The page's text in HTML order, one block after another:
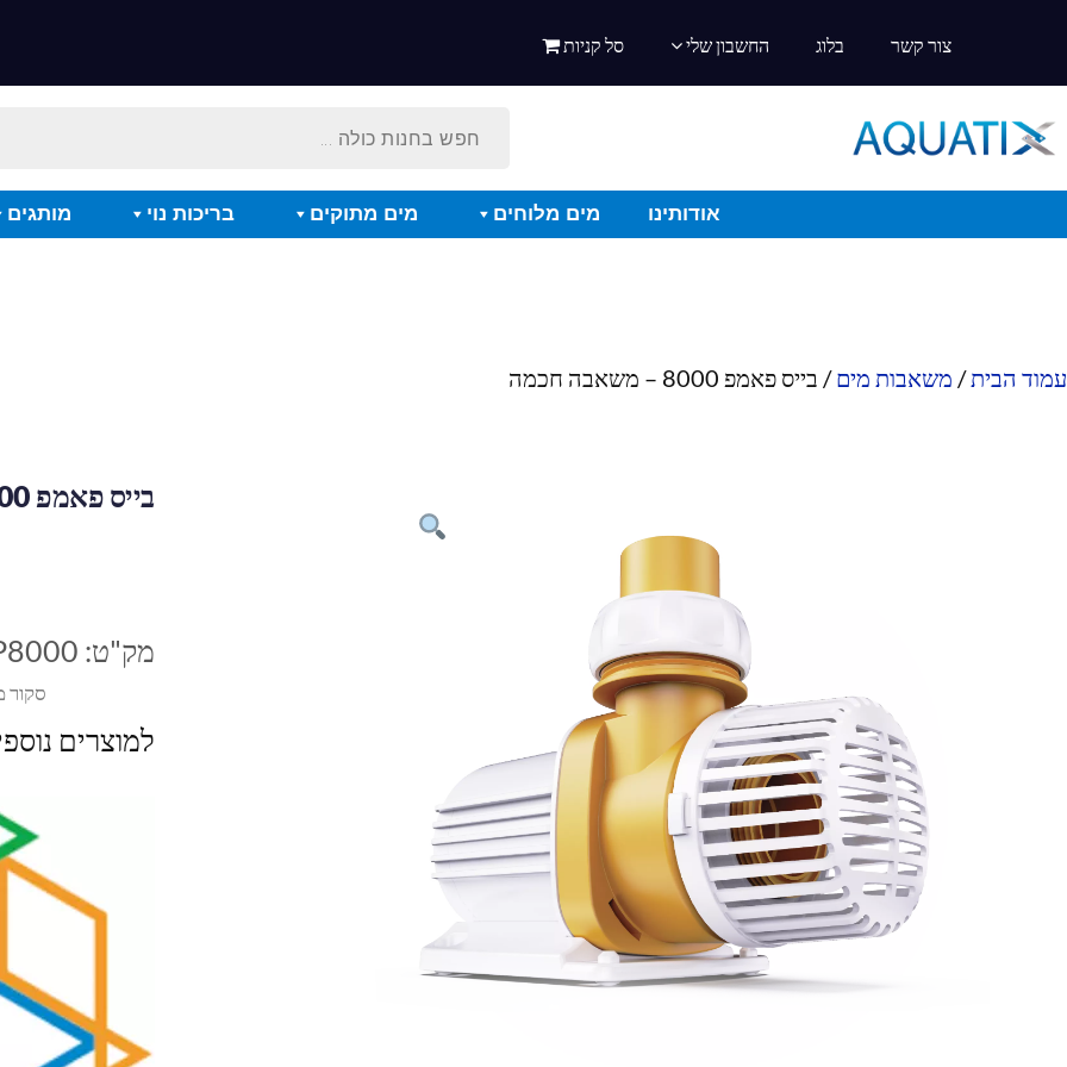
צור קשר בלוג החשבון שלי סל קניות
אודותינו מים מלוחים מים מתוקים בריכות נוי מותגים
עמוד הבית/ משאבות מים/ בייס פאמפ 8000 – משאבה חכמה
בייס פאמפ 8000 – משאבה חכמה
סקור
מק"ט:
למוצרים